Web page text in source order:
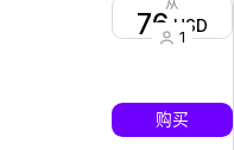
从
76USD
1
购买